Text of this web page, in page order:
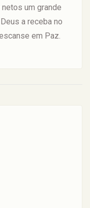
um grande
a receba no
em Paz.